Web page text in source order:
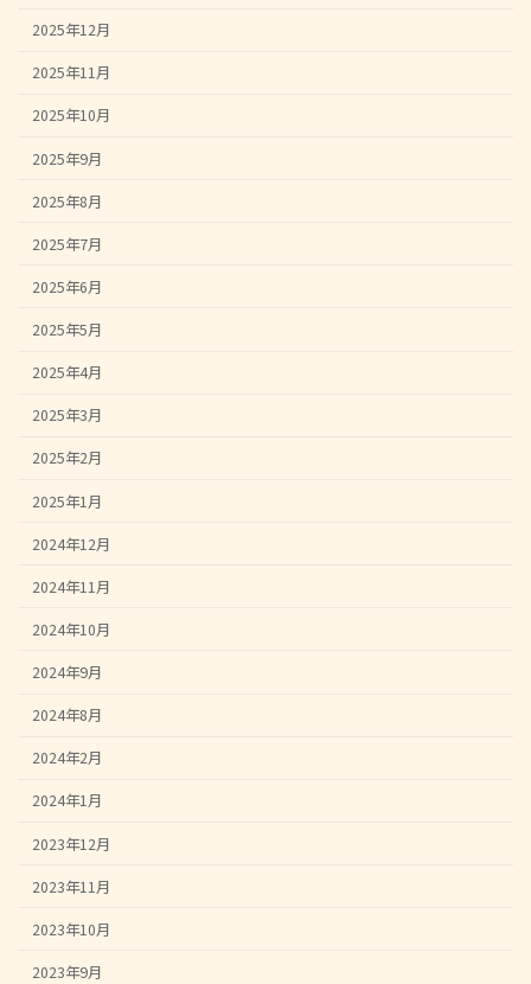
2025年12月
2025年11月
2025年10月
2025年9月
2025年8月
2025年7月
2025年6月
2025年5月
2025年4月
2025年3月
2025年2月
2025年1月
2024年12月
2024年11月
2024年10月
2024年9月
2024年8月
2024年2月
2024年1月
2023年12月
2023年11月
2023年10月
2023年9月